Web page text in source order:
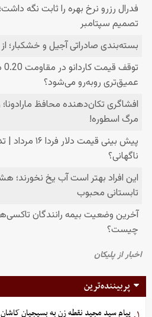
پربیننده‌ترین
پیام سید مجید نقطه زن به بسیجیان کاشان